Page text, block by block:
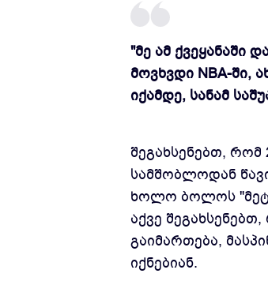
"მე ამ ქვეყანაში
მოვხვდი NBA-ში,
იქამდე, სანამ
შეგახსენებთ,
სამშობლოდან
ხოლო ბოლოს
აქვე
გაიმართება,
იქნებიან.